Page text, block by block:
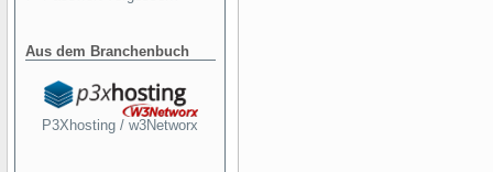
Aus dem Branchenbuch
P3Xhosting / w3Networx